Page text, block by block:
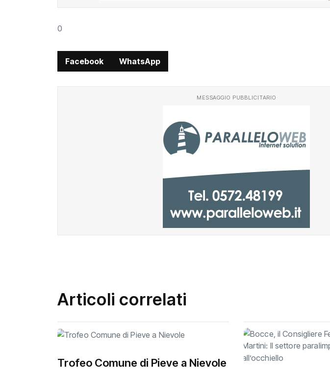
0
Facebook WhatsApp
MESSAGGIO PUBBLICITARIO
Articoli correlati
Trofeo Comune di Pieve a Nievole